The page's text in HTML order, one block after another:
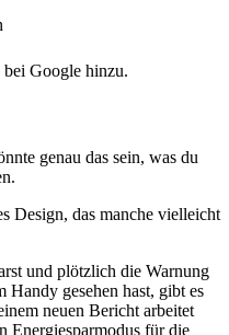
bei Google hinzu.
genau das sein, was du
Design, das manche vielleicht
und plötzlich die Warnung
Handy gesehen hast, gibt es
neuen Bericht arbeitet
Energiesparmodus für die